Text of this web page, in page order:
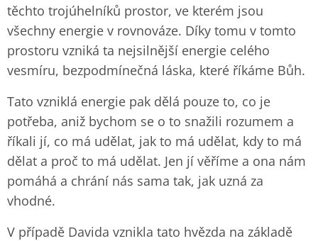
těchto trojúhelníků prostor, ve kterém jsou
všechny energie v rovnováze. Díky tomu v tomto
prostoru vzniká ta nejsilnější energie celého
vesmíru, bezpodmínečná láska, které říkáme Bůh.
Tato vzniklá energie pak dělá pouze to, co je
potřeba, aniž bychom se o to snažili rozumem a
říkali jí, co má udělat, jak to má udělat, kdy to má
dělat a proč to má udělat. Jen jí věříme a ona nám
pomáhá a chrání nás sama tak, jak uzná za
vhodné.
V případě Davida vznikla tato hvězda na základě